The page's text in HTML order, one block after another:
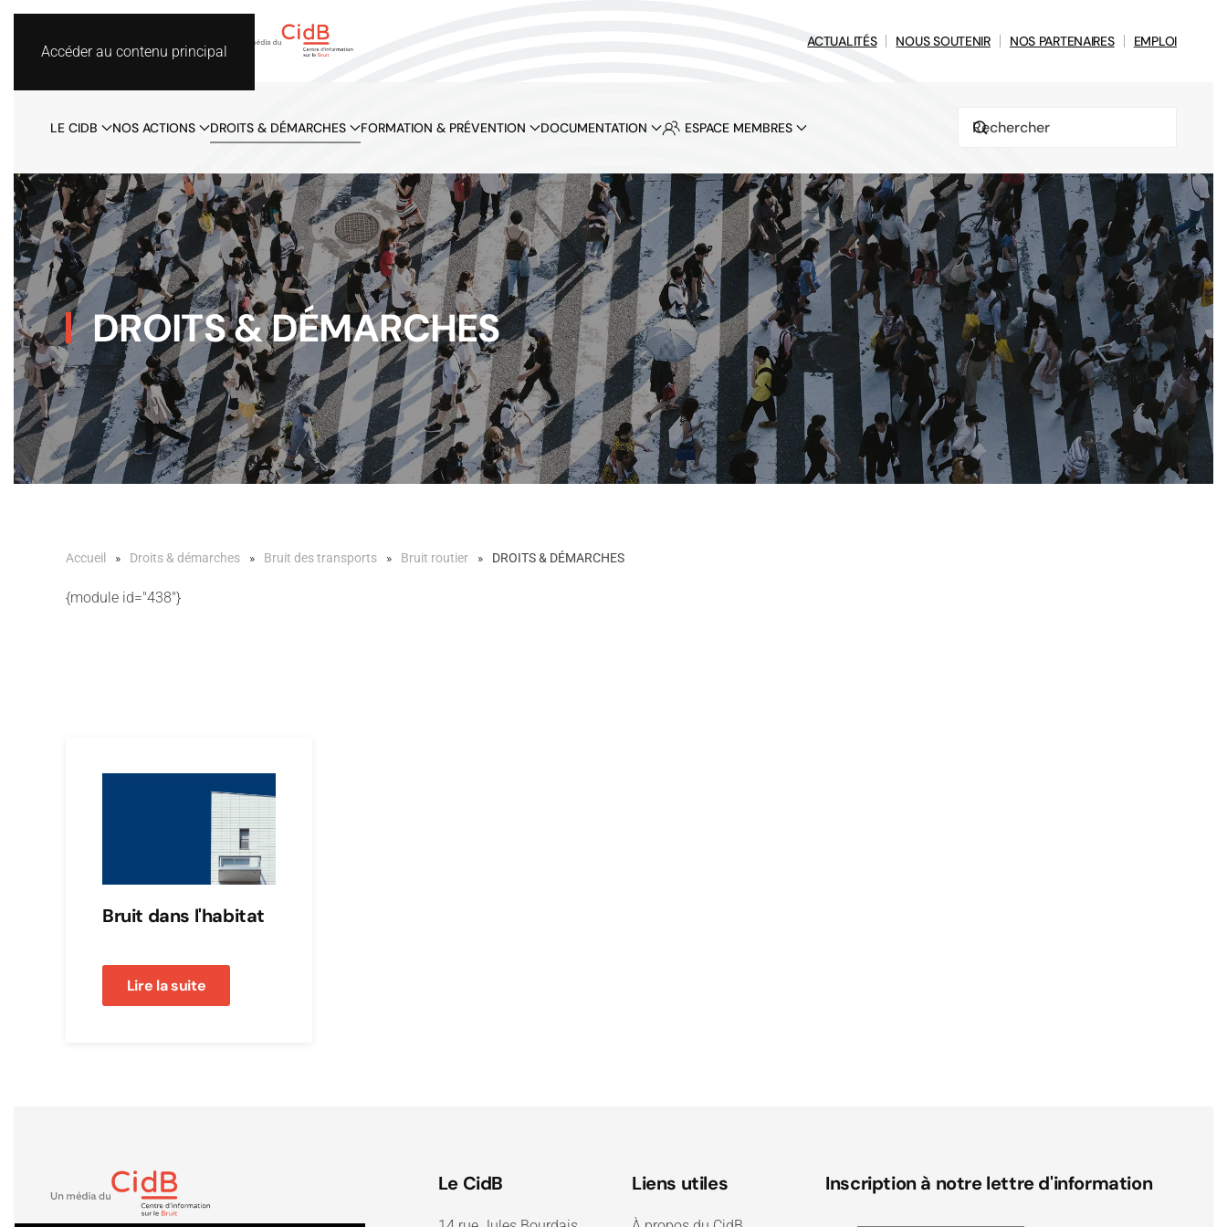
Accéder au contenu principal
ACTUALITÉS NOUS SOUTENIR NOS PARTENAIRES EMPLOI
LE CIDB NOS ACTIONS DROITS & DÉMARCHES FORMATION & PRÉVENTION DOCUMENTATION ESPACE MEMBRES
DROITS & DÉMARCHES
Accueil Droits & démarches Bruit des transports Bruit routier DROITS & DÉMARCHES
{module id="438"}
Bruit dans l'habitat
Lire la suite
Le CidB Liens utiles Inscription à notre lettre d'information